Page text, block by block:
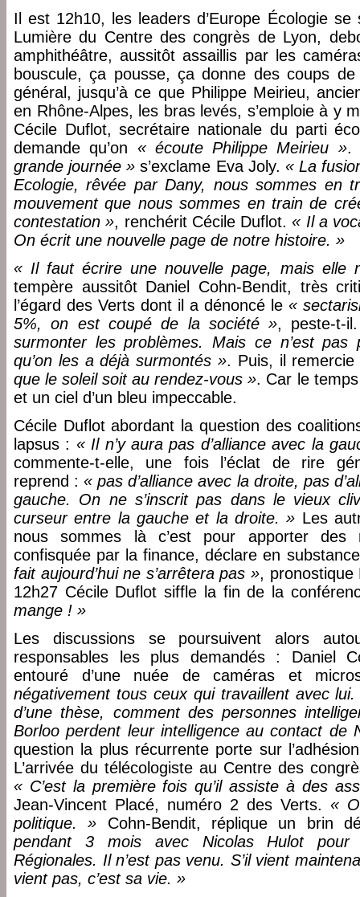
Il est 12h10, les leaders d’Europe Écologie
Lumière du Centre des congrès de Lyon,
amphithéâtre, aussitôt assaillis par les
bouscule, ça pousse, ça donne des coups
général, jusqu’à ce que Philippe Meirieu,
en Rhône-Alpes, les bras levés, s’emploie à y
Cécile Duflot, secrétaire nationale du parti
demande qu’on « écoute Philippe Meirieu ».
grande journée » s’exclame Eva Joly. « La
Ecologie, rêvée par Dany, nous sommes en
mouvement que nous sommes en train de
contestation », renchérit Cécile Duflot.« Il a
On écrit une nouvelle page de notre histoire. »
« Il faut écrire une nouvelle page, mais elle
tempère aussitôt Daniel Cohn-Bendit, très
l’égard des Verts dont il a dénoncé le «
5%, on est coupé de la société », peste-t-
surmonter les problèmes. Mais ce n’est pas
qu’on les a déjà surmontés ». Puis, il
que le soleil soit au rendez-vous ». Car le
et un ciel d’un bleu impeccable.
Cécile Duflot abordant la question des
lapsus : « Il n’y aura pas d’alliance avec la
commente-t-elle, une fois l’éclat de rire
reprend :« pas d’alliance avec la droite, pas
gauche. On ne s’inscrit pas dans le vieux
curseur entre la gauche et la droite. » Les
nous sommes là c’est pour apporter des
confisquée par la finance, déclare en
fait aujourd’hui ne s’arrêtera pas », pronostique
12h27 Cécile Duflot siffle la fin de la
mange ! »
Les discussions se poursuivent alors
responsables les plus demandés : Daniel
entouré d’une nuée de caméras et
négativement tous ceux qui travaillent avec
d’une thèse, comment des personnes
Borloo perdent leur intelligence au contact de
question la plus récurrente porte sur
L’arrivée du télécologiste au Centre des
« C’est la première fois qu’il assiste à des
Jean-Vincent Placé, numéro 2 des Verts. «
politique. » Cohn-Bendit, réplique un brin
pendant 3 mois avec Nicolas Hulot pour
Régionales. Il n’est pas venu. S’il vient
vient pas, c’est sa vie. »